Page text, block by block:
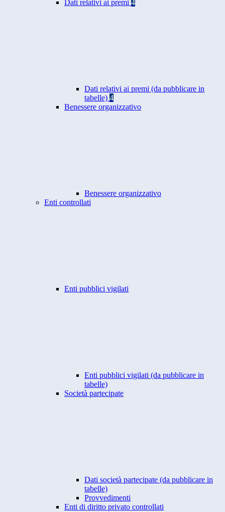
Dati relativi ai premi 4
Dati relativi ai premi (da pubblicare in
tabelle) 4
Benessere organizzativo
Benessere organizzativo
Enti controllati
Enti pubblici vigilati
Enti pubblici vigilati (da pubblicare in
tabelle)
Società partecipate
Dati società partecipate (da pubblicare in
tabelle)
Provvedimenti
Enti di diritto privato controllati